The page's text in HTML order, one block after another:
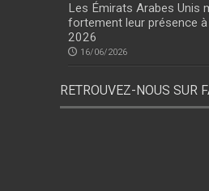
Les Émirats Arabes Unis
fortement leur présence
2026
16/06/2026
RETROUVEZ-NOUS SUR